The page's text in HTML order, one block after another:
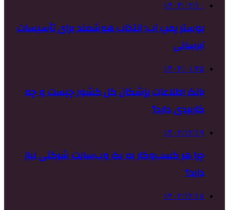
۱۴۰۴/۰۲/۱۰
بوستر پمپ آب: انتخاب هوشمند برای تأسیسات
آبرسانی
۱۴۰۴/۰۱/۲۵
بانک اطلاعات پزشکان کل کشور چیست و چه
کاربردی دارد؟
۱۴۰۲/۱۲/۱۹
چرا هر کسب‌وکار به یک وب‌سایت شرکتی نیاز
دارد؟
۱۴۰۲/۱۲/۱۸